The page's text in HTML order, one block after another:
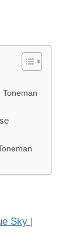
Toneman
Sky |